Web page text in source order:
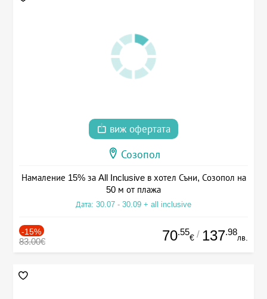
виж офертата
Созопол
Намаление 15% за All Inclusive в хотел Съни, Созопол на
50 м от плажа
Дата: 30.07 - 30.09 + all inclusive
-15%
83.00€ 70.55
€ / 137.98
лв.